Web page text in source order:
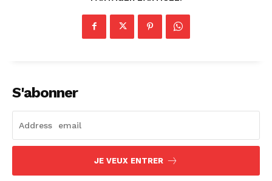
S'abonner
JE VEUX ENTRER